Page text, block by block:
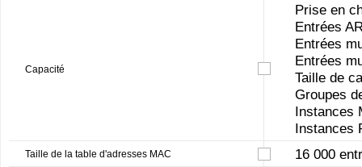
Capacité
Prise en
Entrées
Entrées
Entrées
Taille de
Groupes
Instances
Instances
Taille de la table d'adresses MAC 16 000